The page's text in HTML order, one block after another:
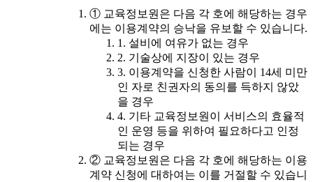
① 교육정보원은 다음 각 호에 해당하는 경우
에는 이용계약의 승낙을 유보할 수 있습니다.
1. 설비에 여유가 없는 경우
2. 기술상에 지장이 있는 경우
3. 이용계약을 신청한 사람이 14세 미만
인 자로 친권자의 동의를 득하지 않았
을 경우
4. 기타 교육정보원이 서비스의 효율적
인 운영 등을 위하여 필요하다고 인정
되는 경우
② 교육정보원은 다음 각 호에 해당하는 이용
계약 신청에 대하여는 이를 거절할 수 있습니